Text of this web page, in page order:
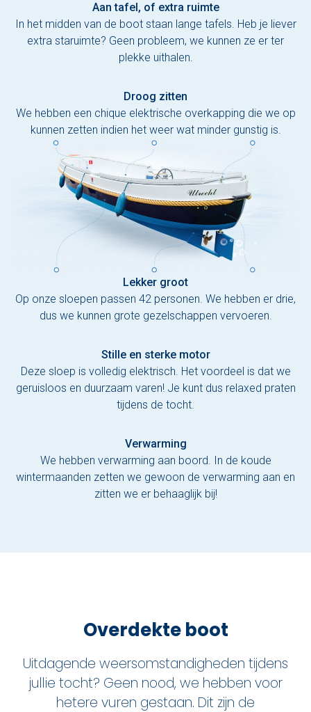
Aan tafel, of extra ruimte
In het midden van de boot staan lange tafels. Heb je liever
extra staruimte? Geen probleem, we kunnen ze er ter
plekke uithalen.
Droog zitten
We hebben een chique elektrische overkapping die we op
kunnen zetten indien het weer wat minder gunstig is.
Lekker groot
Op onze sloepen passen 42 personen. We hebben er drie,
dus we kunnen grote gezelschappen vervoeren.
Stille en sterke motor
Deze sloep is volledig elektrisch. Het voordeel is dat we
geruisloos en duurzaam varen! Je kunt dus relaxed praten
tijdens de tocht.
Verwarming
We hebben verwarming aan boord. In de koude
wintermaanden zetten we gewoon de verwarming aan en
zitten we er behaaglijk bij!
Overdekte boot
Uitdagende weersomstandigheden tijdens
jullie tocht? Geen nood, we hebben voor
hetere vuren gestaan. Dit zijn de